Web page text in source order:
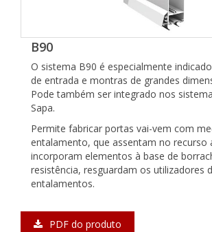
B90
O sistema B90 é especialmente
de entrada e montras de grandes
Pode também ser integrado nos
Sapa.
Permite fabricar portas vai-vem com
entalamento, que assentam no recurso
incorporam elementos à base de
resistência, resguardam os utilizadores
entalamentos.
PDF do produto